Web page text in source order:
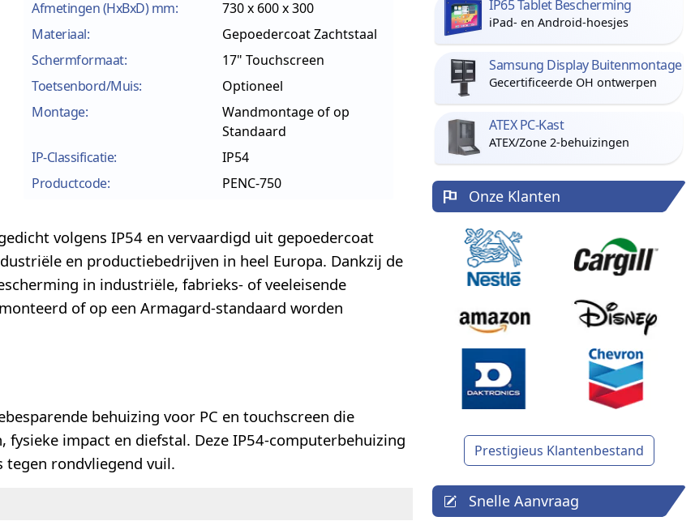
Afmetingen (HxBxD) mm:
730 x 600 x 300
Materiaal:
Gepoedercoat Zachtstaal
Schermformaat:
17" Touchscreen
Toetsenbord/Muis:
Optioneel
Montage:
Wandmontage of op
Standaard
IP-Classificatie:
IP54
Productcode:
PENC-750
volgens IP54 en vervaardigd uit gepoedercoat
en productiebedrijven in heel Europa. Dankzij de
in industriële, fabrieks- of veeleisende
of op een Armagard-standaard worden
behuizing voor PC en touchscreen die
impact en diefstal. Deze IP54-computerbehuizing
tegen rondvliegend vuil.
IP65 Tablet Bescherming
iPad- en Android-hoesjes
Samsung Display Buitenmontage
Gecertificeerde OH ontwerpen
ATEX PC-Kast
ATEX/Zone 2-behuizingen
Onze Klanten
Prestigieus Klantenbestand
Snelle Aanvraag